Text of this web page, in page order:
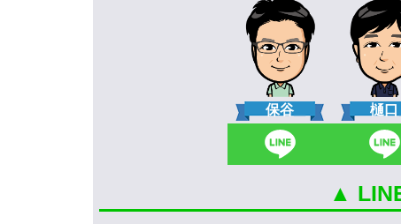
保谷 樋口
▲